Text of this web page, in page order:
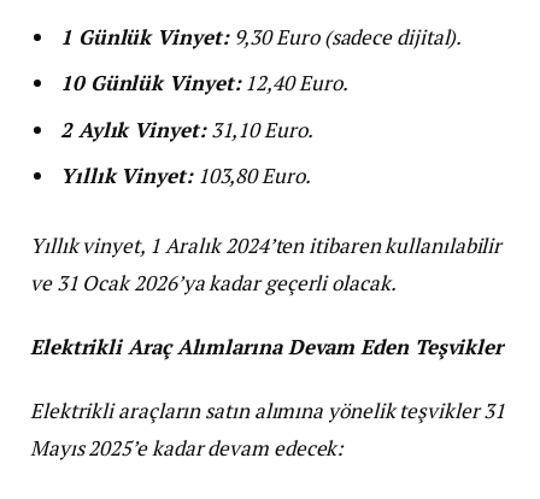
1 Günlük Vinyet:9,30 Euro (sadece dijital).
10 Günlük Vinyet:12,40 Euro.
2 Aylık Vinyet:31,10 Euro.
Yıllık Vinyet:103,80 Euro.
Yıllık vinyet, 1 Aralık 2024’ten itibaren kullanılabilir
ve 31 Ocak 2026’ya kadar geçerli olacak.
Elektrikli Araç Alımlarına Devam Eden Teşvikler
Elektrikli araçların satın alımına yönelik teşvikler 31
Mayıs 2025’e kadar devam edecek: